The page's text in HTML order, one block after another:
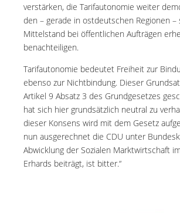
verstärken, die Tarifautonomie weiter
den – gerade in ostdeutschen Regionen –
Mittelstand bei öffentlichen Aufträgen
benachteiligen.
Tarifautonomie bedeutet Freiheit zur
ebenso zur Nichtbindung. Dieser
Artikel 9 Absatz 3 des Grundgesetzes
hat sich hier grundsätzlich neutral zu
dieser Konsens wird mit dem Gesetz
nun ausgerechnet die CDU unter
Abwicklung der Sozialen Marktwirtschaft
Erhards beiträgt, ist bitter.“